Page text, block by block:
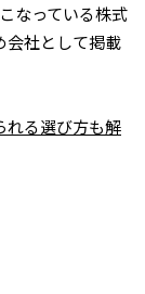
なっている株式
会社として掲載
れる選び方も解